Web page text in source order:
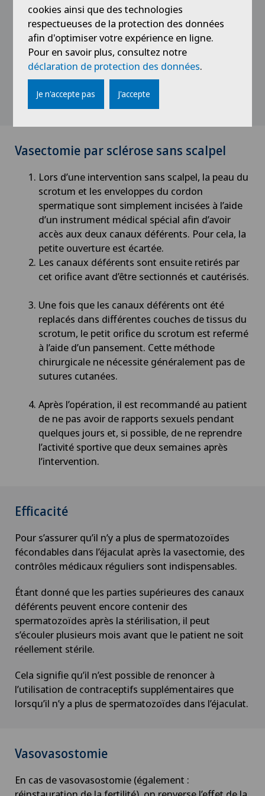
Check-up
Check-up pour femmes
Check-up pour les entreprises
Check-up pour les sportifs
Chirurgie aortique
Chirurgie biliaire
Chirurgie cervico-faciale
Chirurgie de la colonne vertébrale/du rachis
Chirurgie de la hanche
Chirurgie de la main
Chirurgie de la rétine
Chirurgie de la thyroïde (chirurgie
endocrinienne)
Chirurgie de l’épaule
Chirurgie des paupières
Chirurgie du côlon
Chirurgie du coude
Chirurgie du genou
Chirurgie du pancréas
Chirurgie du pied/de la cheville
Chirurgie gastrique
ensuite refermées et enfouies dans différents
niveaux du scrotum afin qu’elles ne puissent se
ressouder.
Les deux incisions sont ensuite suturées avec
des fils qui se dissolvent d’eux-mêmes au bout
de quelques jours.
Vasectomie par sclérose sans scalpel
Lors d’une intervention sans scalpel, la peau du
scrotum et les enveloppes du cordon
spermatique sont simplement incisées à l’aide
d’un instrument médical spécial afin d’avoir
accès aux deux canaux déférents. Pour cela, la
petite ouverture est écartée.
Les canaux déférents sont ensuite retirés par
cet orifice avant d’être sectionnés et cautérisés.
Une fois que les canaux déférents ont été
replacés dans différentes couches de tissus du
scrotum, le petit orifice du scrotum est refermé
à l’aide d’un pansement. Cette méthode
chirurgicale ne nécessite généralement pas de
sutures cutanées.
Après l’opération, il est recommandé au patient
de ne pas avoir de rapports sexuels pendant
quelques jours et, si possible, de ne reprendre
l’activité sportive que deux semaines après
l’intervention.
Efficacité
Pour s’assurer qu’il n’y a plus de spermatozoïdes
fécondables dans l’éjaculat après la vasectomie, des
contrôles médicaux réguliers sont indispensables.
Étant donné que les parties supérieures des canaux
déférents peuvent encore contenir des
spermatozoïdes après la stérilisation, il peut
s’écouler plusieurs mois avant que le patient ne soit
réellement stérile.
Cela signifie qu’il n’est possible de renoncer à
l’utilisation de contraceptifs supplémentaires que
lorsqu’il n’y a plus de spermatozoïdes dans l’éjaculat.
Vasovasostomie
En cas de vasovasostomie (également :
cookies ainsi que des technologies
respectueuses de la protection des données
afin d'optimiser votre expérience en ligne.
Pour en savoir plus, consultez notre
déclaration de protection des données.
Je n'accepte pas J'accepte